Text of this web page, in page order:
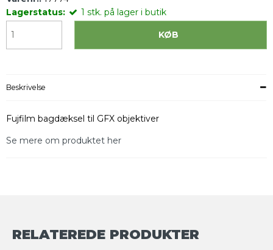
Lagerstatus:
1 stk. på lager i butik
KØB
Beskrivelse
Fujfilm bagdæksel til GFX objektiver
Se mere om produktet her
RELATEREDE PRODUKTER